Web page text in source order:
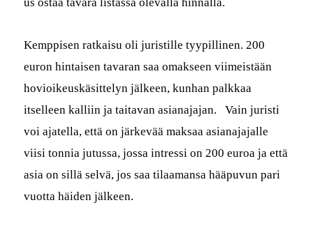
Kemp­pisen ratkaisu oli juris­tille tyyp­illi­nen. 200
euron hin­taisen tavaran saa omak­seen viimeistään
hov­ioikeuskäsit­te­lyn jäl­keen, kun­han palkkaa
itselleen kalli­in ja taita­van asiana­ja­jan. Vain juristi
voi ajatel­la, että on järkevää mak­saa asiana­ja­jalle
viisi ton­nia jutus­sa, jos­sa intres­si on 200 euroa ja että
asia on sil­lä selvä, jos saa tilaa­mansa hääpu­vun pari
vuot­ta häi­den jälkeen.